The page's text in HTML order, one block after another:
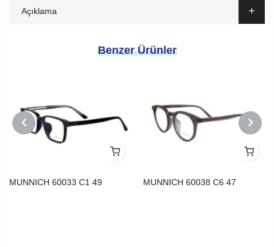
Açıklama
Benzer Ürünler
PREVIOUS
MUNNICH 60033 C1 49 MUNNICH 60038 C6 47
NEXT